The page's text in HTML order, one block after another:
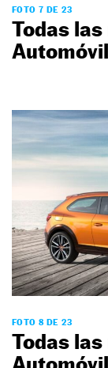
FOTO 7 DE 23
Todas
FOTO 8 DE 23
Todas